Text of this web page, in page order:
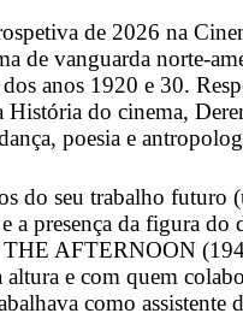
de 2026 na
de vanguarda norte-
anos 1920 e 30.
História do cinema,
poesia e
do seu trabalho
a presença da figura
AFTERNOON
altura e com quem
como